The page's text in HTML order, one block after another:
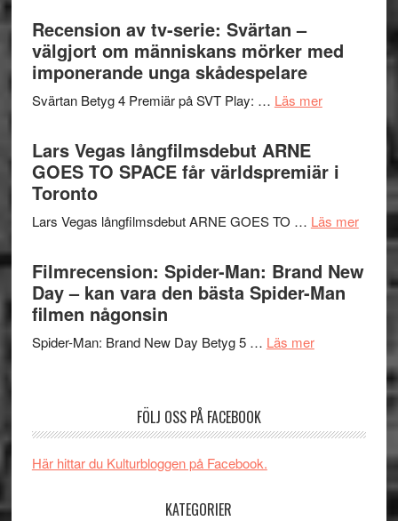
och
en
i
valet
synas
kan
Recension av tv-serie: Svärtan –
välgjort om människans mörker med
imponerande unga skådespelare
Svärtan Betyg 4 Premiär på SVT Play: … Läs merom
tv-
serie:
–
om
människans
imponerande
Lars Vegas långfilmsdebut ARNE
GOES TO SPACE får världspremiär i
Toronto
Lars Vegas långfilmsdebut ARNE GOES TO … Läs merom
i
Filmrecension: Spider-Man: Brand New
Day – kan vara den bästa Spider-Man
filmen någonsin
Spider-Man: Brand New Day Betyg 5 … Läs merom
FÖLJ OSS PÅ FACEBOOK
Här hittar du Kulturbloggen på Facebook.
KATEGORIER